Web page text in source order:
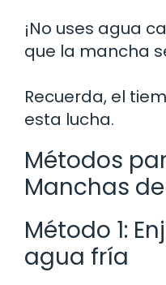
¡No uses agua
que la mancha
Recuerda, el
esta lucha.
Métodos
Manchas
Método 1:
agua fría